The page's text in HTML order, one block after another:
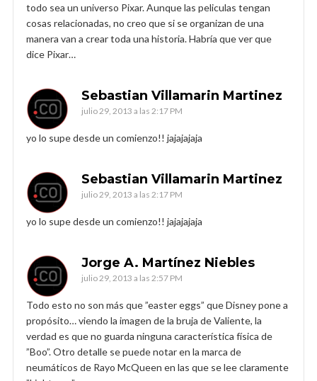
todo sea un universo Pixar. Aunque las peliculas tengan
cosas relacionadas, no creo que si se organizan de una
manera van a crear toda una historia. Habría que ver que
dice Pixar…
Sebastian Villamarin Martinez
julio 29, 2013 a las 2:17 PM
yo lo supe desde un comienzo!! jajajajaja
Sebastian Villamarin Martinez
julio 29, 2013 a las 2:17 PM
yo lo supe desde un comienzo!! jajajajaja
Jorge A. Martínez Niebles
julio 29, 2013 a las 2:57 PM
Todo esto no son más que ”easter eggs” que Disney pone a
propósito… viendo la imagen de la bruja de Valiente, la
verdad es que no guarda ninguna característica física de
”Boo”. Otro detalle se puede notar en la marca de
neumáticos de Rayo McQueen en las que se lee claramente